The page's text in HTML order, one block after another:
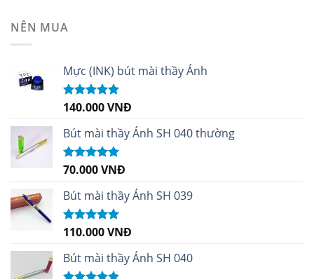
NÊN MUA
Mực (INK) bút mài thầy Ánh
Được xếp
sao
140.000VNĐ
Bút mài thầy Ánh SH 040 thường
Được xếp
sao
70.000VNĐ
Bút mài thầy Ánh SH 039
Được xếp
sao
110.000VNĐ
Bút mài thầy Ánh SH 040